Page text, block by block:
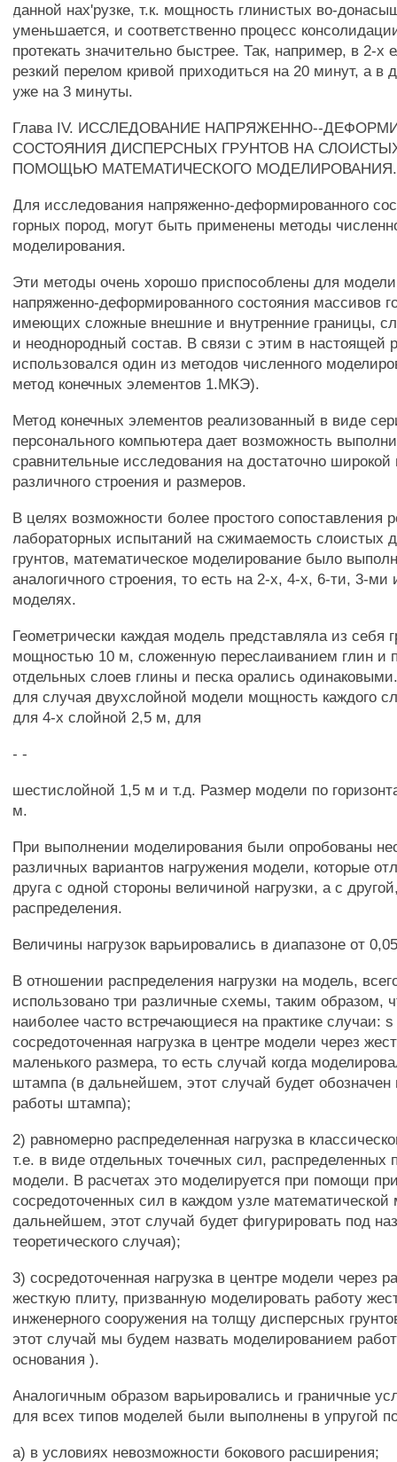
данной нах'рузке, т.к. мощность глинистых во-
уменьшается, и соответственно процесс
протекать значительно быстрее. Так, например, в 2-х
резкий перелом кривой приходиться на 20 минут, а в
уже на 3 минуты.
Глава IV. ИССЛЕДОВАНИЕ НАПРЯЖЕННО--
СОСТОЯНИЯ ДИСПЕРСНЫХ ГРУНТОВ НА
ПОМОЩЬЮ МАТЕМАТИЧЕСКОГО МОДЕЛИРОВАНИЯ.
Для исследования напряженно-деформированного
горных пород, могут быть применены методы
моделирования.
Эти методы очень хорошо приспособлены для
напряженно-деформированного состояния массивов
имеющих сложные внешние и внутренние границы,
и неоднородный состав. В связи с этим в настоящей
использовался один из методов численного
метод конечных элементов 1.МКЭ).
Метод конечных элементов реализованный в виде
персонального компьютера дает возможность
сравнительные исследования на достаточно
различного строения и размеров.
В целях возможности более простого сопоставления
лабораторных испытаний на сжимаемость слоистых
грунтов, математическое моделирование было
аналогичного строения, то есть на 2-х, 4-х, 6-ти, 3-
моделях.
Геометрически каждая модель представляла из себя
мощностью 10 м, сложенную переслаиванием глин и
отдельных слоев глины и песка орались
для случая двухслойной модели мощность каждого
для 4-х слойной 2,5 м, для
- -
шестислойной 1,5 м и т.д. Размер модели по
м.
При выполнении моделирования были опробованы
различных вариантов нагружения модели, которые
друга с одной стороны величиной нагрузки, а с
распределения.
Величины нагрузок варьировались в диапазоне от
В отношении распределения нагрузки на модель,
использовано три различные схемы, таким образом,
наиболее часто встречающиеся на практике случаи:
сосредоточенная нагрузка в центре модели через
маленького размера, то есть случай когда
штампа (в дальнейшем, этот случай будет
работы штампа);
2) равномерно распределенная нагрузка в
т.е. в виде отдельных точечных сил, распределенных
модели. В расчетах это моделируется при помощи
сосредоточенных сил в каждом узле математической
дальнейшем, этот случай будет фигурировать под
теоретического случая);
3) сосредоточенная нагрузка в центре модели через
жесткую плиту, призванную моделировать работу
инженерного сооружения на толщу дисперсных
этот случай мы будем назвать моделированием
основания ).
Аналогичным образом варьировались и граничные
для всех типов моделей были выполнены в упругой
а) в условиях невозможности бокового расширения;